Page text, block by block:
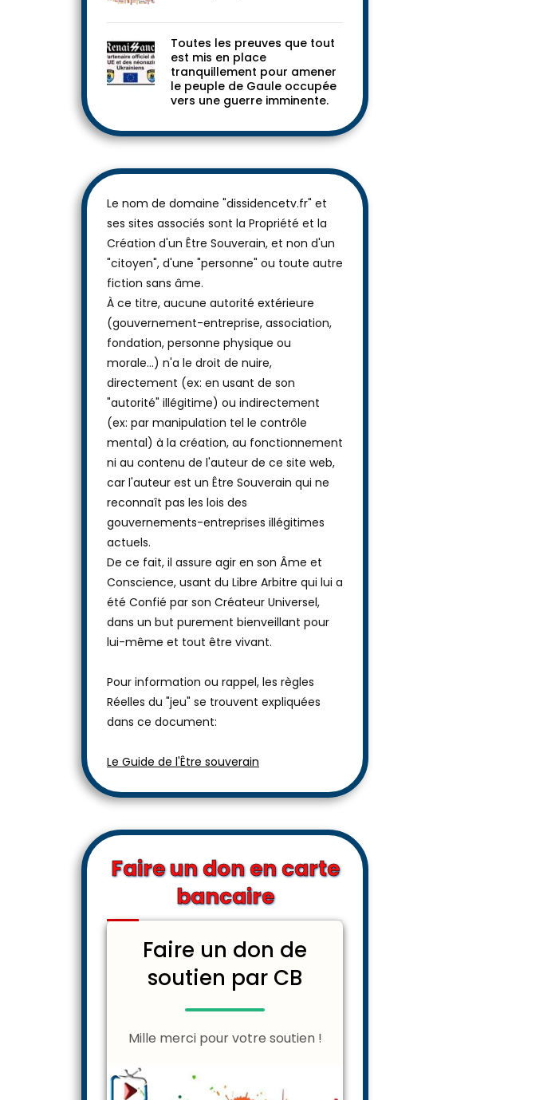
Toutes les preuves que tout
est mis en place
tranquillement pour amener
le peuple de Gaule occupée
vers une guerre imminente.
Le nom de domaine "dissidencetv.fr" et
ses sites associés sont la Propriété et la
Création d'un Être Souverain, et non d'un
"citoyen", d'une "personne" ou toute autre
fiction sans âme.
À ce titre, aucune autorité extérieure
(gouvernement-entreprise, association,
fondation, personne physique ou
morale...) n'a le droit de nuire,
directement (ex: en usant de son
"autorité" illégitime) ou indirectement
(ex: par manipulation tel le contrôle
mental) à la création, au fonctionnement
ni au contenu de l'auteur de ce site web,
car l'auteur est un Être Souverain qui ne
reconnaît pas les lois des
gouvernements-entreprises illégitimes
actuels.
De ce fait, il assure agir en son Âme et
Conscience, usant du Libre Arbitre qui lui a
été Confié par son Créateur Universel,
dans un but purement bienveillant pour
lui-même et tout être vivant.
Pour information ou rappel, les règles
Réelles du "jeu" se trouvent expliquées
dans ce document:
Le Guide de l'Être souverain
Faire un don en carte
bancaire
Faire un don de
soutien par CB
Mille merci pour votre soutien !